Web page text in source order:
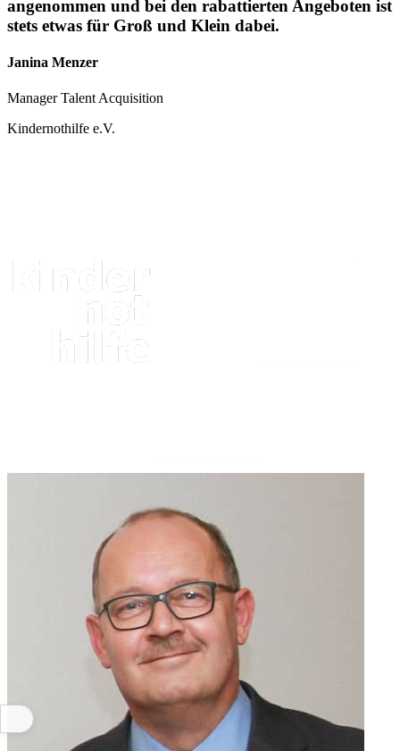
angenommen und bei den rabattierten Angeboten ist
stets etwas für Groß und Klein dabei.
Janina Menzer
Manager Talent Acquisition
Kindernothilfe e.V.